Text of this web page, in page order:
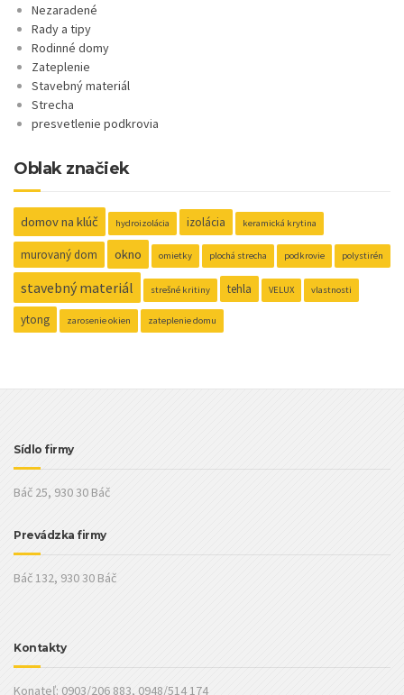
Nezaradené
Rady a tipy
Rodinné domy
Zateplenie
Stavebný materiál
Strecha
presvetlenie podkrovia
Oblak značiek
domov na klúč hydroizolácia izolácia keramická krytina
murovaný dom okno omietky plochá strecha podkrovie polystirén
stavebný materiál strešné kritiny tehla VELUX vlastnosti
ytong zarosenie okien zateplenie domu
Sídlo firmy
Báč 25, 930 30 Báč
Prevádzka firmy
Báč 132, 930 30 Báč
Kontakty
Konateľ: 0903/206 883, 0948/514 174